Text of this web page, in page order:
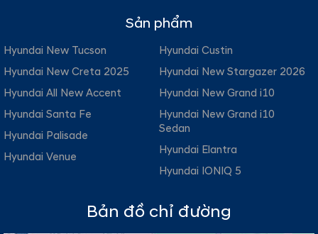
Sản phẩm
Hyundai New Tucson
Hyundai New Creta 2025
Hyundai All New Accent
Hyundai Santa Fe
Hyundai Palisade
Hyundai Venue
Hyundai Custin
Hyundai New Stargazer 2026
Hyundai New Grand i10
Hyundai New Grand i10
Sedan
Hyundai Elantra
Hyundai IONIQ 5
Bản đồ chỉ đường